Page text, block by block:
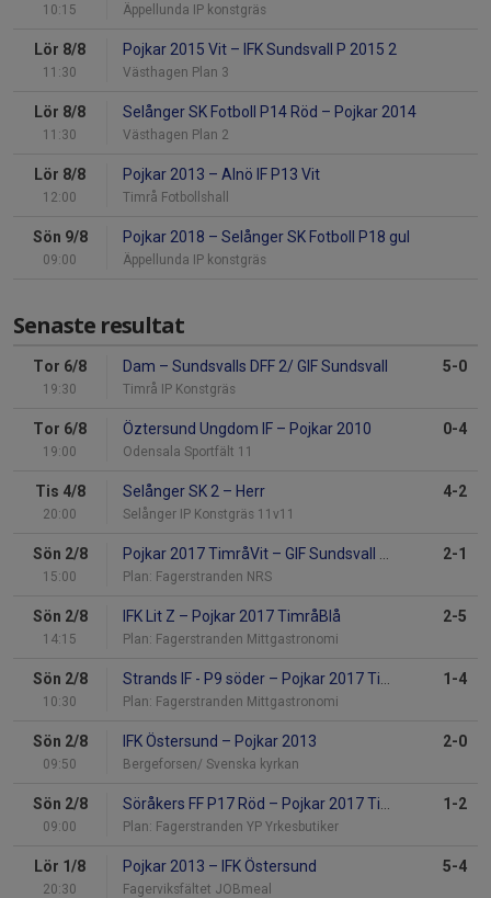
10:15 Äppellunda IP konstgräs
Lör 8/8
11:30
Pojkar 2015 Vit – IFK Sundsvall P 2015 2
Västhagen Plan 3
Lör 8/8
11:30
Selånger SK Fotboll P14 Röd – Pojkar 2014
Västhagen Plan 2
Lör 8/8
12:00
Pojkar 2013 – Alnö IF P13 Vit
Timrå Fotbollshall
Sön 9/8
09:00
Pojkar 2018 – Selånger SK Fotboll P18 gul
Äppellunda IP konstgräs
Senaste resultat
Tor 6/8
19:30
Dam – Sundsvalls DFF 2/ GIF Sundsvall
Timrå IP Konstgräs
5-0
Tor 6/8
19:00
Öztersund Ungdom IF – Pojkar 2010
Odensala Sportfält 11
0-4
Tis 4/8
20:00
Selånger SK 2 – Herr
Selånger IP Konstgräs 11v11
4-2
Sön 2/8
15:00
Pojkar 2017 TimråVit – GIF Sundsvall GUL
Plan: Fagerstranden NRS
2-1
Sön 2/8
14:15
IFK Lit Z – Pojkar 2017 TimråBlå
Plan: Fagerstranden Mittgastronomi
2-5
Sön 2/8
10:30
Strands IF - P9 söder – Pojkar 2017 TimråVit
Plan: Fagerstranden Mittgastronomi
1-4
Sön 2/8
09:50
IFK Östersund – Pojkar 2013
Bergeforsen/ Svenska kyrkan
2-0
Sön 2/8
09:00
Söråkers FF P17 Röd – Pojkar 2017 TimråBlå
Plan: Fagerstranden YP Yrkesbutiker
1-2
Lör 1/8
20:30
Pojkar 2013 – IFK Östersund
Fagerviksfältet JOBmeal
5-4